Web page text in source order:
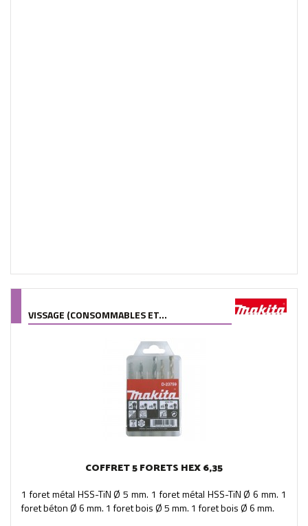
VISSAGE (CONSOMMABLES ET...
COFFRET 5 FORETS HEX 6,35
1 foret métal HSS-TiN Ø 5 mm. 1 foret métal HSS-TiN Ø 6 mm. 1
foret béton Ø 6 mm. 1 foret bois Ø 5 mm. 1 foret bois Ø 6 mm.